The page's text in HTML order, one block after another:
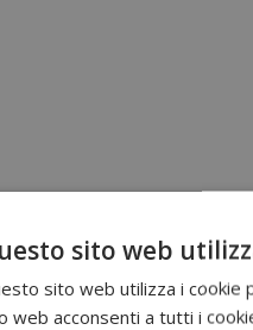
sito web
sito web utilizza i cookie
web acconsenti a tutti i